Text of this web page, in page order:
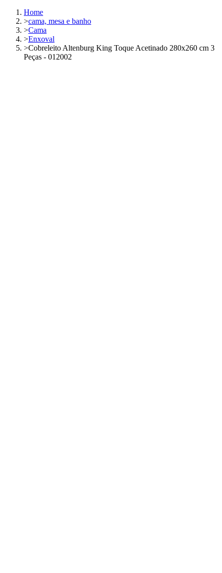
Home
>cama, mesa e banho
>Cama
>Enxoval
>Cobreleito Altenburg King Toque Acetinado 280x260 cm 3
Peças - 012002